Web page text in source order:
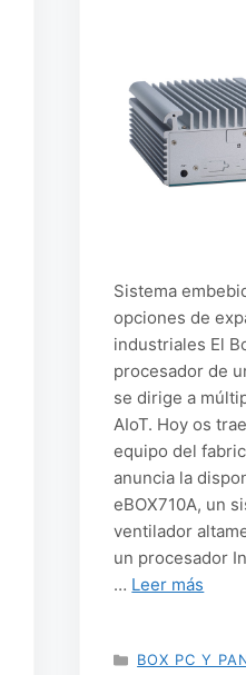
Sistema
opciones de
industriales El
procesador de
se dirige a
AIoT. Hoy os
equipo del
anuncia la
eBOX710A, un
ventilador
un procesador
… Leer más
CATEGORÍAS
BOX PC Y